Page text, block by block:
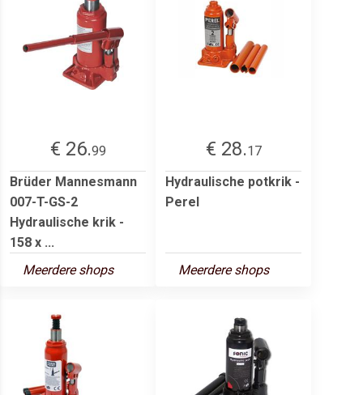
€ 26.99
Brüder Mannesmann
007-T-GS-2
Hydraulische krik -
158 x ...
Meerdere shops
€ 28.17
Hydraulische potkrik -
Perel
Meerdere shops